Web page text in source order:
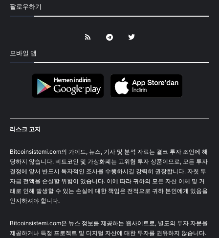
팔로우하기
모바일 앱
리스크 고지
Bitcoinsistemi.com의 가이드, 뉴스, 기사 및 분석 자료는 결코 투자 조언에 해
당하지 않습니다. 비트코인 및 가상화폐는 고위험 투자 상품이므로, 모든 투자
결정에 앞서 반드시 독자적인 조사를 수행하시길 강력히 권장합니다. 자칫 투
자금 전액을 손실할 위험이 있습니다. 이에 따라 귀하의 모든 자산 이체 및 거
래로 인해 발생할 수 있는 손실에 대한 책임은 전적으로 귀하 본인에게 있음을
인지하셔야 합니다.
Bitcoinsistemi.com은 뉴스 정보를 제공하는 웹사이트로, 별도의 투자 자문을
제공하거나 특정 프로젝트 및 디지털 자산에 대한 투자를 권유하지 않습니다.